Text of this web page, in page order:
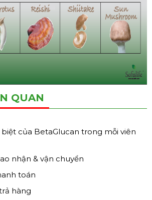
QUAN
của BetaGlucan trong mỗi viên
nhận & vận chuyển
toán
hàng